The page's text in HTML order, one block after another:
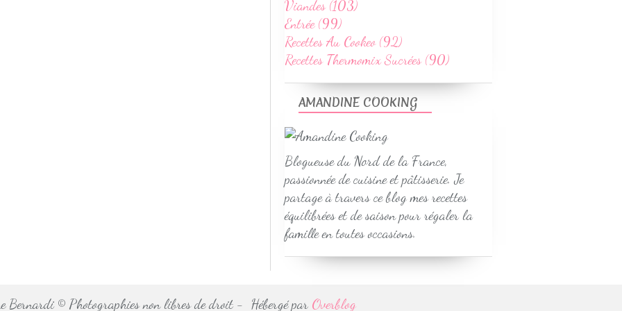
AMANDINE COOKING
Blogueuse du Nord de la France,
passionnée de cuisine et pâtisserie. Je
partage à travers ce blog mes recettes
équilibrées et de saison pour régaler la
famille en toutes occasions.
Viandes (103)
Entrée (99)
Recettes Au Cookeo (92)
Recettes Thermomix Sucrées (90)
Bernardi © Photographies non libres de droit - Hébergé par Overblog